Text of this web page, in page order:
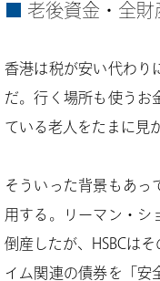
老後資金・全財
香港は税が安い代わり
だ。行く場所も使うお
ている老人をたまに見
そういった背景もあっ
用する。リーマン・シ
倒産したが、HSBCは
イム関連の債券を「安